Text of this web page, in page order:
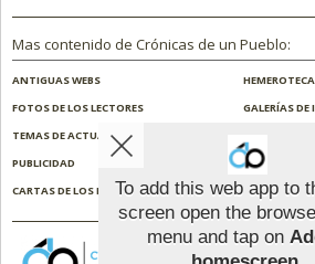
Mas contenido de Crónicas de un Pueblo:
ANTIGUAS WEBS
HEMEROTECA
FOTOS DE LOS LECTORES
GALERÍAS DE
TEMAS DE ACTUALIDAD
PUBLICIDAD
CONTACTO
CARTAS DE LOS LECTORES
ENCUESTAS
To add this web app to
screen open the
menu and tap on
Aviso sobre el Uso de
Utilizamos cookies